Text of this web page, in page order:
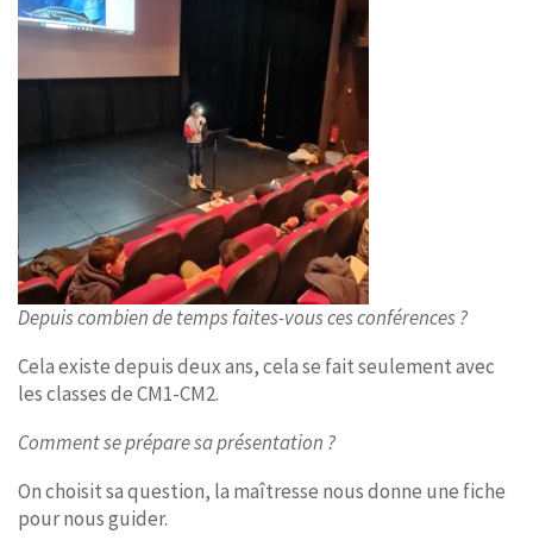
Depuis combien de temps faites-vous ces conférences ?
Cela existe depuis deux ans, cela se fait seulement avec
les classes de CM1-CM2.
Comment se prépare sa présentation ?
On choisit sa question, la maîtresse nous donne une fiche
pour nous guider.